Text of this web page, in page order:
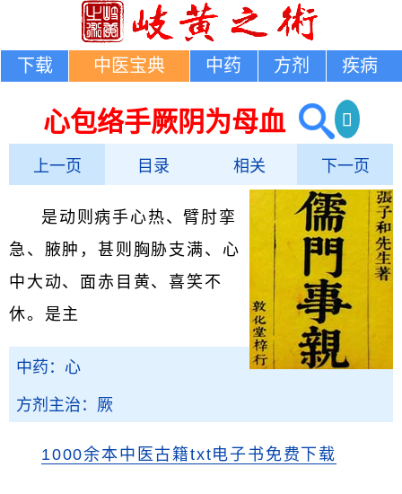
下载 中医宝典 中药 方剂 疾病
心包络手厥阴为母血
上一页 目录 相关 下一页
是动则病手心热、臂肘挛
急、腋肿，甚则胸胁支满、心
中大动、面赤目黄、喜笑不
休。是主
中药：心
方剂主治：厥
1000余本中医古籍txt电子书免费下载